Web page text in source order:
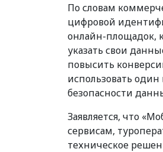
По словам
цифровой
онлайн-площадок,
указать свои
повысить
использовать
безопасности
Заявляется, что
сервисам,
техническое